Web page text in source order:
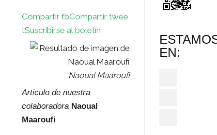
Compartir fbCompartir twee
tSuscribirse al boletín
Naoual Maaroufi
Articulo de nuestra
colaboradora Naoual
Maaroufi
EN: